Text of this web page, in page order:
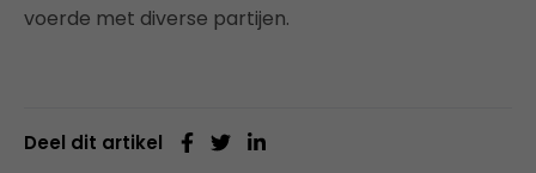
voerde met diverse partijen.
Deel dit artikel